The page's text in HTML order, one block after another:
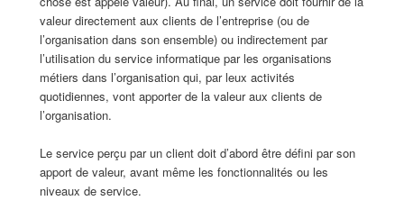
valeur directement aux clients de l’entreprise (ou de
l’organisation dans son ensemble) ou indirectement par
l’utilisation du service informatique par les organisations
métiers dans l’organisation qui, par leux activités
quotidiennes, vont apporter de la valeur aux clients de
l’organisation.
Le service perçu par un client doit d’abord être défini par son
apport de valeur, avant même les fonctionnalités ou les
niveaux de service.